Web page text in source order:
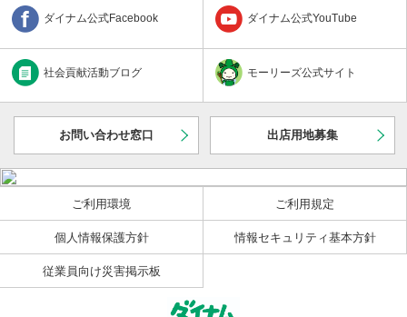
は、会員がその責任を負うものとします。
■ 第4条（入金等）
挿入したうえ、金銭を投入することによって、当社の管理するコ
ンピュータ（以下「コンピュータ」といいます。）に、会員が遊
こと（以下「入金」といいます。）ができます。ただし、コンピ
2.会員は、入金された会員カードを遊技機側部のカードリーダー
ユニットに挿入することによって、入金をした遊技場において、
員が遊技球等の貸与を受けることのできる金額（以下「コンピュ
ータの残額」といいます。）は、入金された金額からすでに貸与
を受けた遊技球等に相当する遊技料金に消費税額および地方消費
税額を加算した額に応じて減少します。
ダイナム公式Facebook ダイナム公式YouTube
社会貢献活動ブログ モーリーズ公式サイト
お問い合わせ窓口 出店用地募集
ご利用環境 ご利用規定
個人情報保護方針 情報セキュリティ基本方針
従業員向け災害掲示板